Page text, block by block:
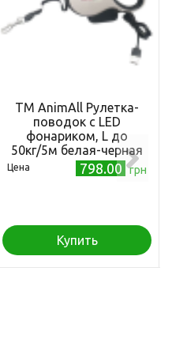
ТМ AnimAll Рулетка-
поводок с LED
фонариком, L до
50кг/5м белая-черная
Цена 798.00 грн
Купить